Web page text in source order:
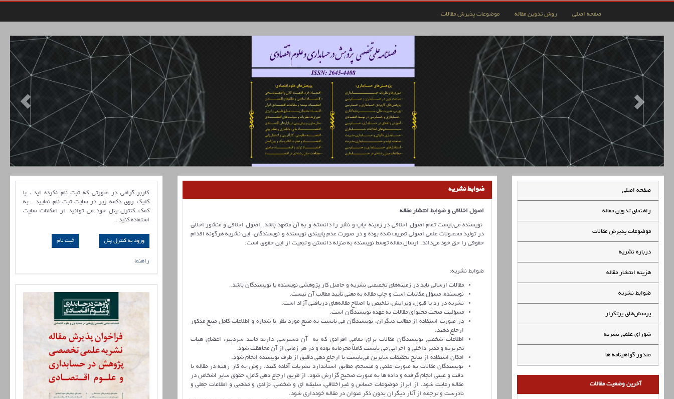
صفحه اصلی روش تدوین مقاله موضوعات پذیرش مقالات
صفحه اصلی
راهنمای تدوین مقاله
موضوعات پذیرش مقالات
درباره نشریه
هزینه انتشار مقاله
ضوابط نشریه
پرسش‌های پرتکرار
شورای علمی نشریه
صدور گواهینامه ها
آخرین وضعیت مقالات
ضوابط نشریه
اصول اخلاقی و ضوابط انتشار مقاله
نویسنده می‌بایست تمام اصول اخلاقی در زمینه چاپ و نشر را دانسته و به آن متعهد باشد. اصول اخلاقی و منشور اخلاق
در تولید محصولات علمی اصولی تعریف شده بوده و در صورت عدم پایبندی نویسنده و نویسندگان، این نشریه هرگونه اقدام
حقوقی را حق خود می‌داند. ارسال مقاله توسط نویسنده به منزله دانستن و تبعیت از این حقوق است.
ضوابط نشریه:
مقالات ارسالی باید در زمینه‌های تخصصی نشریه و حاصل کار پژوهشی نویسنده یا نویسندگان باشد.
نویسنده‌، مسؤل مکاتبات است و چاپ مقاله به معنی تأیید مطالب آن نیست.
نشریه در رد یا قبول، ویرایش، تلخیص یا اصلاح مقاله‌های دریافتی آزاد است.
مسؤلیت صحت محتوای مقالات به عهده نویسندگان است.
در صورت استفاده از مطالب دیگران، نویسندگان می بایست به منبع مورد نظر با شماره و اطلاعات کامل منبع مذکور
ارجاع دهند.
اطلاعات شخصی نویسندگان مقالات برای تمامی افرادی که به آن دسترسی دارند مانند سردبیر، اعضای هیات
تحریریه و مدیر داخلی و اجرایی می بایست کاملاً محرمانه بوده و در هر زمانی از آن محافظت شود.
امکان استفاده از نتایج تحقیقات سایرین می‌بایست با ارجاع دهی دقیق از طرف نویسنده انجام شود.
نویسندگان مقالات به صورت علمی و منسجم، مطابق استاندارد نشریات آماده کنند. روش به کار رفته در مقاله با
دقت و عینی انجام گرفته و داده ها به صورت صحیح گزارش شود. از طریق ارجاع دهی کامل، حقوق سایر اشخاص در
مقاله رعایت شود. از ابراز موضوعات حساس و غیراخلاقی، سلیقه ای و شخصی، نژادی و مذهبی و اطلاعات جعلی و
نادرست و ترجمه از آثار دیگران بدون ذکر عنوان در مقاله خودداری شود.
کاربر گرامی در صورتی که ثبت نام نکرده اید ، با
کلیک روی دکمه زیر در سایت ثبت نام نمایید . به
کمک کنترل پنل خود می توانید از امکانات سایت
استفاده کنید .
ورود به کنترل پنل
راهنما